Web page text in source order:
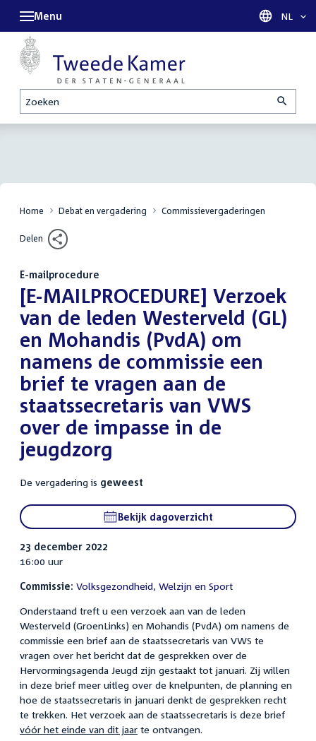
Zoeken
Menu Taal
NL
Home Debat en vergadering Commissievergaderingen
Delen
E-mailprocedure
:[E-MAILPROCEDURE] Verzoek
van de leden Westerveld (GL)
en Mohandis (PvdA) om
namens de commissie een
brief te vragen aan de
staatssecretaris van VWS
over de impasse in de
jeugdzorg
De vergadering is geweest
Bekijk dagoverzicht
23 december 2022
16:00 uur
Commissie: Volksgezondheid, Welzijn en Sport
Onderstaand treft u een verzoek aan van de leden
Westerveld (GroenLinks) en Mohandis (PvdA) om namens de
commissie een brief aan de staatssecretaris van VWS te
vragen over het bericht dat de gesprekken over de
Hervormingsagenda Jeugd zijn gestaakt tot januari. Zij willen
in deze brief meer uitleg over de knelpunten, de planning en
hoe de staatssecretaris in januari denkt de gesprekken recht
te trekken. Het verzoek aan de staatssecretaris is deze brief
vóór het einde van dit jaar te ontvangen.